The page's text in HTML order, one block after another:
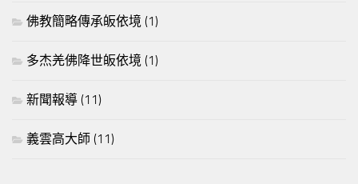
佛教簡略傳承皈依境 (1)
多杰羌佛降世皈依境 (1)
新聞報導 (11)
義雲高大師 (11)